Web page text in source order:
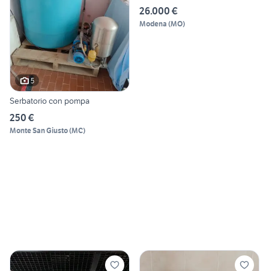
5
Serbatorio con pompa
250 €
Monte San Giusto(MC)
26.000 €
Modena (MO)